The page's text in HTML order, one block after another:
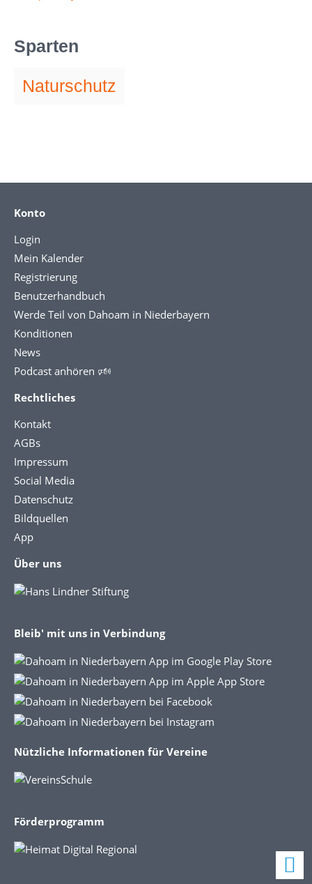
Sparten
Naturschutz
Konto
Login
Mein Kalender
Registrierung
Benutzerhandbuch
Werde Teil von Dahoam in Niederbayern
Konditionen
News
Podcast anhören 🕬
Rechtliches
Kontakt
AGBs
Impressum
Social Media
Datenschutz
Bildquellen
App
Über uns
Bleib' mit uns in Verbindung
Nützliche Informationen für Vereine
Förderprogramm